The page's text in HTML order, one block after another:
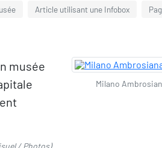
Article utilisant une Infobox
musée
/ Photos).
Milano